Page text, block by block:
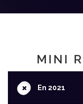
MINI
+En 2021